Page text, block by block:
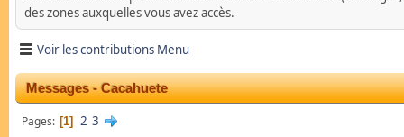
des zones auxquelles vous avez accès.
Voir les contributions Menu
Messages - Cacahuete
Pages 1 2 3